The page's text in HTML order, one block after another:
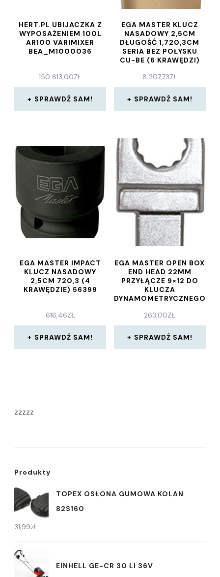
HERT.PL UBIJACZKA Z
WYPOSAŻENIEM 100L
AR100 VARIMIXER
BEA_M1000036
150 813,00ZŁ
SPRAWDŹ SAM!
EGA MASTER KLUCZ
NASADOWY 2,5CM
DŁUGOŚĆ 1,720,3CM
SERIA BEZ POŁYSKU
CU-BE (6 KRAWĘDZI)
8 207,73ZŁ
SPRAWDŹ SAM!
EGA MASTER IMPACT
KLUCZ NASADOWY
2,5CM 720,3 (4
KRAWĘDZIE) 56399
616,46ZŁ
SPRAWDŹ SAM!
EGA MASTER OPEN BOX
END HEAD 22MM
PRZYŁĄCZE 9×12 DO
KLUCZA
DYNAMOMETRYCZNEGO
263,00ZŁ
SPRAWDŹ SAM!
zzzzz
Produkty
TOPEX OSŁONA GUMOWA KOLAN
82S160
31,99zł
EINHELL GE-CR 30 LI 36V